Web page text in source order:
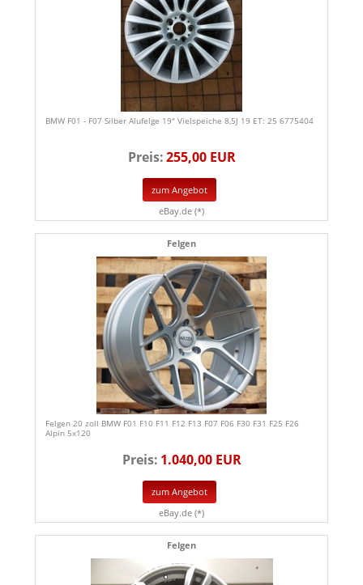
BMW F01 - F07 Silber Alufelge 19" Vielspeiche 8,5J 19 ET: 25 6775404
Preis:255,00 EUR
zum Angebot
eBay.de (*)
Felgen
Felgen 20 zoll BMW F01 F10 F11 F12 F13 F07 F06 F30 F31 F25 F26
Alpin 5x120
Preis: 1.040,00 EUR
zum Angebot
eBay.de (*)
Felgen